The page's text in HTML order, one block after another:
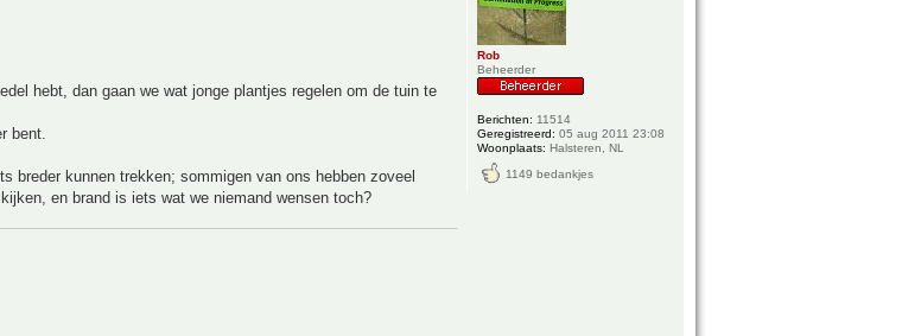
hebt, dan gaan we wat jonge plantjes regelen om de tuin te
bent.
breder kunnen trekken; sommigen van ons hebben zoveel
en brand is iets wat we niemand wensen toch?
Rob
Beheerder
Berichten: 11514
Geregistreerd: 05 aug 2011 23:08
Woonplaats: Halsteren, NL
1149 bedankjes